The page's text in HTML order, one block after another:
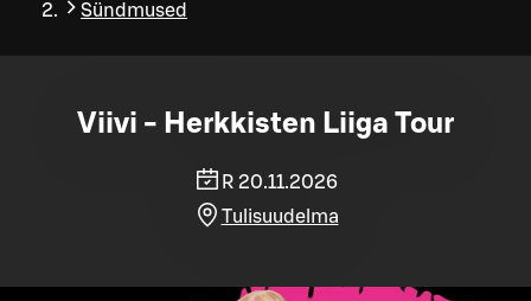
Sündmused
Viivi - Herkkisten Liiga Tour
R 20.11.2026
Tulisuudelma